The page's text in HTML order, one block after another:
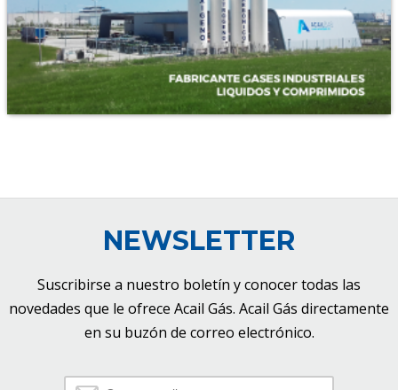
NEWSLETTER
Suscribirse a nuestro boletín y conocer todas las
novedades que le ofrece Acail Gás. Acail Gás directamente
en su buzón de correo electrónico.